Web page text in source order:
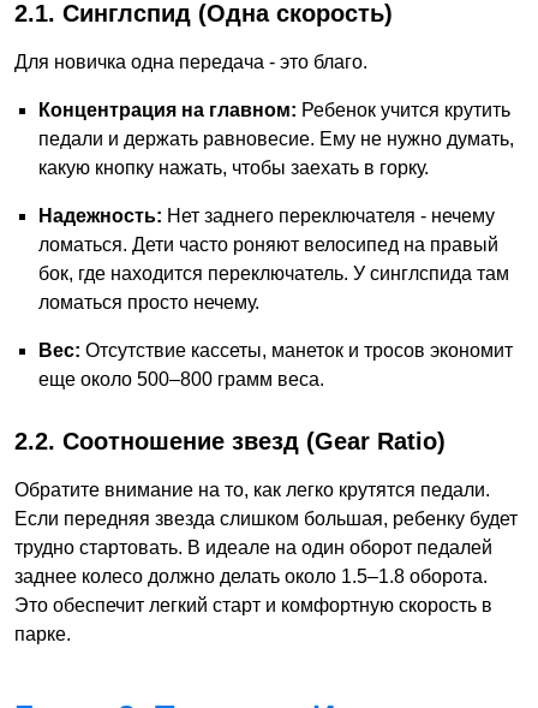
2.1. Синглспид (Одна скорость)
Для новичка одна передача - это благо.
Концентрация на главном: Ребенок учится крутить
педали и держать равновесие. Ему не нужно думать,
какую кнопку нажать, чтобы заехать в горку.
Надежность: Нет заднего переключателя - нечему
ломаться. Дети часто роняют велосипед на правый
бок, где находится переключатель. У синглспида там
ломаться просто нечему.
Вес: Отсутствие кассеты, манеток и тросов экономит
еще около 500–800 грамм веса.
2.2. Соотношение звезд (Gear Ratio)
Обратите внимание на то, как легко крутятся педали.
Если передняя звезда слишком большая, ребенку будет
трудно стартовать. В идеале на один оборот педалей
заднее колесо должно делать около 1.5–1.8 оборота.
Это обеспечит легкий старт и комфортную скорость в
парке.